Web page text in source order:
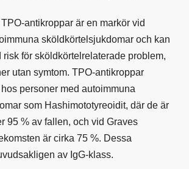
antikroppar är en markör vid
sköldkörtelsjukdomar och kan
risk för sköldkörtelrelaterade problem,
utan symtom. TPO-antikroppar
personer med autoimmuna
som Hashimototyreoidit, där de är
95 % av fallen, och vid Graves
är cirka 75 %. Dessa
av IgG-klass.